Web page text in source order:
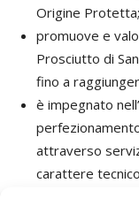
Origine Protetta;
promuove e
Prosciutto di
fino a
è impegnato
attraverso
carattere
salvaguarda la